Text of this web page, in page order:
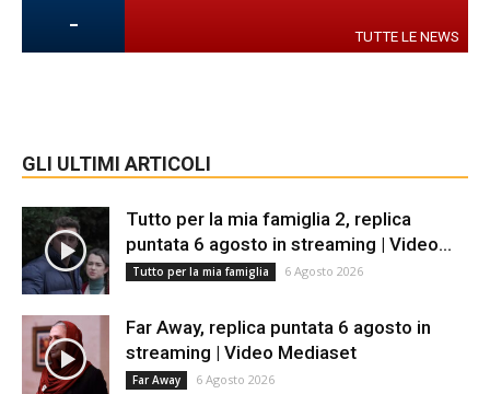
- TUTTE LE NEWS
GLI ULTIMI ARTICOLI
Tutto per la mia famiglia 2, replica
puntata 6 agosto in streaming | Video...
Tutto per la mia famiglia 6 Agosto 2026
Far Away, replica puntata 6 agosto in
streaming | Video Mediaset
Far Away 6 Agosto 2026